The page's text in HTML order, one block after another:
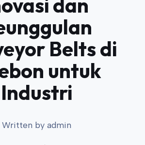
Belts di
untuk
Industri
Written by admin